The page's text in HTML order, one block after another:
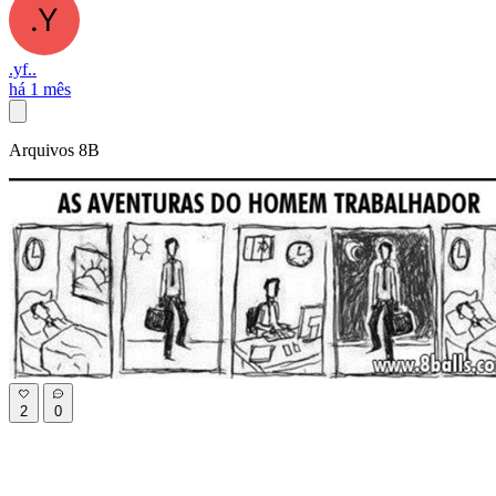
.yf..
há 1 mês
Arquivos 8B
2 0